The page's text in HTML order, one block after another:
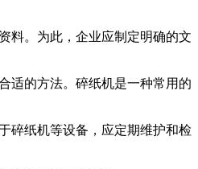
料。为此，企业应制定明确的文
适的方法。碎纸机是一种常用的
碎纸机等设备，应定期维护和检